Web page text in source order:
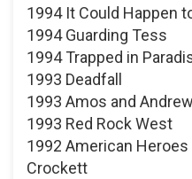
1994 It Could Happen
1994 Guarding Tess
1994 Trapped in
1993 Deadfall
1993 Amos and Andrew
1993 Red Rock West
1992 American Heroes
Crockett